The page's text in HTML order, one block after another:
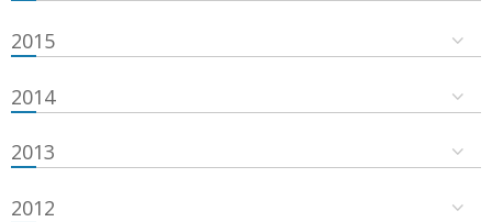
2015
2014
2013
2012